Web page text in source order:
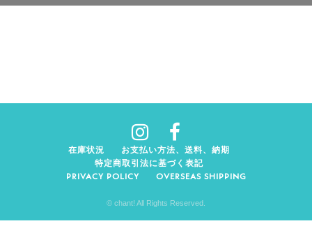
在庫状況
お支払い方法、送料、納期
特定商取引法に基づく表記
PRIVACY POLICY
OVERSEAS SHIPPING
© chant! All Rights Reserved.